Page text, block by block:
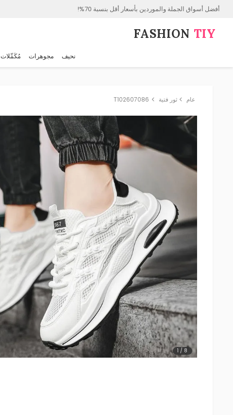
أفضل أسواق الجملة والموردين بأسعار أقل بنسبة 70%!
FASHION⁠ TIY
نحيف مجوهرات مُكَمِّلات
عام ثور فتية T102607086
1 / 8